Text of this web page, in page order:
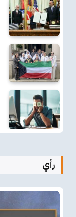
رأي